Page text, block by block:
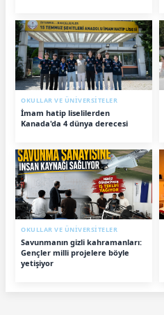
OKULLAR VE ÜNİVERSİTELER
İmam hatip liselilerden
Kanada'da 4 dünya derecesi
OKULLAR VE ÜNİVERSİTELER
Savunmanın gizli kahramanları:
Gençler milli projelere böyle
yetişiyor